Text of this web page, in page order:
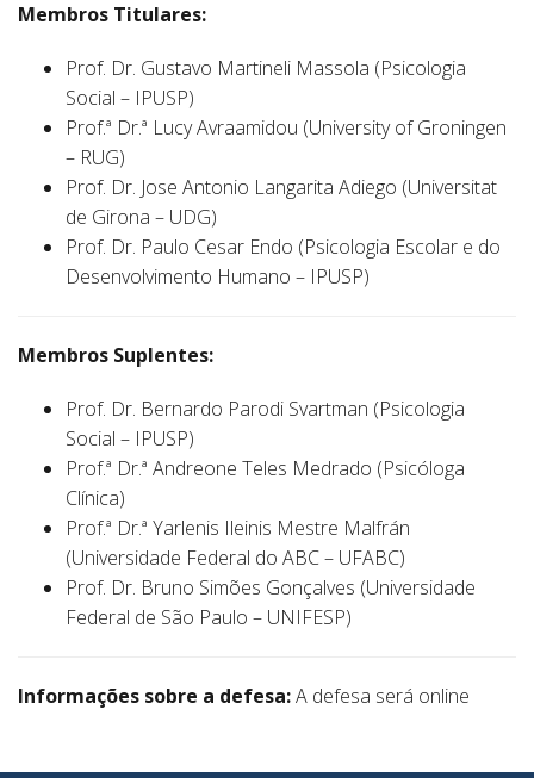
Membros Titulares:
Prof. Dr. Gustavo Martineli Massola (Psicologia
Social – IPUSP)
Prof.ª Dr.ª Lucy Avraamidou (University of Groningen
– RUG)
Prof. Dr. Jose Antonio Langarita Adiego (Universitat
de Girona – UDG)
Prof. Dr. Paulo Cesar Endo (Psicologia Escolar e do
Desenvolvimento Humano – IPUSP)
Membros Suplentes:
Prof. Dr. Bernardo Parodi Svartman (Psicologia
Social – IPUSP)
Prof.ª Dr.ª Andreone Teles Medrado (Psicóloga
Clínica)
Prof.ª Dr.ª Yarlenis Ileinis Mestre Malfrán
(Universidade Federal do ABC – UFABC)
Prof. Dr. Bruno Simões Gonçalves (Universidade
Federal de São Paulo – UNIFESP)
Informações sobre a defesa:A defesa será online